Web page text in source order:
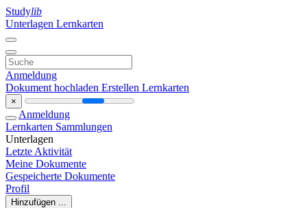
Studylib
Unterlagen Lernkarten
Anmeldung
Dokument hochladen Erstellen Lernkarten
×
Anmeldung
Lernkarten Sammlungen
Unterlagen
Letzte Aktivität
Meine Dokumente
Gespeicherte Dokumente
Profil
Hinzufügen ...